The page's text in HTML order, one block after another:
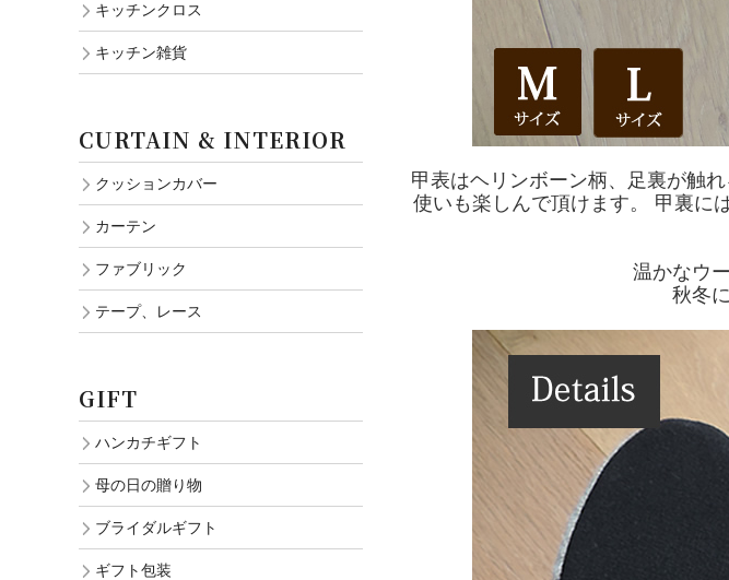
甲表はヘリンボーン柄、足裏が触
使いも楽しんで頂けます。 甲裏に
温かなウ
秋冬
キッチンクロス
キッチン雑貨
CURTAIN & INTERIOR
クッションカバー
カーテン
ファブリック
テープ、レース
GIFT
ハンカチギフト
母の日の贈り物
ブライダルギフト
ギフト包装